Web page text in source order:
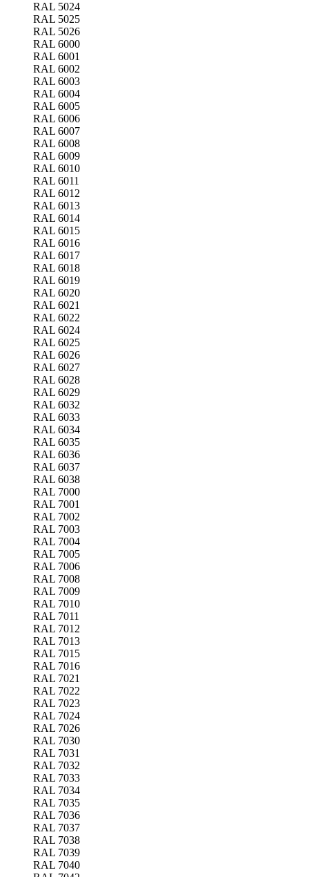
RAL 5024
RAL 5025
RAL 5026
RAL 6000
RAL 6001
RAL 6002
RAL 6003
RAL 6004
RAL 6005
RAL 6006
RAL 6007
RAL 6008
RAL 6009
RAL 6010
RAL 6011
RAL 6012
RAL 6013
RAL 6014
RAL 6015
RAL 6016
RAL 6017
RAL 6018
RAL 6019
RAL 6020
RAL 6021
RAL 6022
RAL 6024
RAL 6025
RAL 6026
RAL 6027
RAL 6028
RAL 6029
RAL 6032
RAL 6033
RAL 6034
RAL 6035
RAL 6036
RAL 6037
RAL 6038
RAL 7000
RAL 7001
RAL 7002
RAL 7003
RAL 7004
RAL 7005
RAL 7006
RAL 7008
RAL 7009
RAL 7010
RAL 7011
RAL 7012
RAL 7013
RAL 7015
RAL 7016
RAL 7021
RAL 7022
RAL 7023
RAL 7024
RAL 7026
RAL 7030
RAL 7031
RAL 7032
RAL 7033
RAL 7034
RAL 7035
RAL 7036
RAL 7037
RAL 7038
RAL 7039
RAL 7040